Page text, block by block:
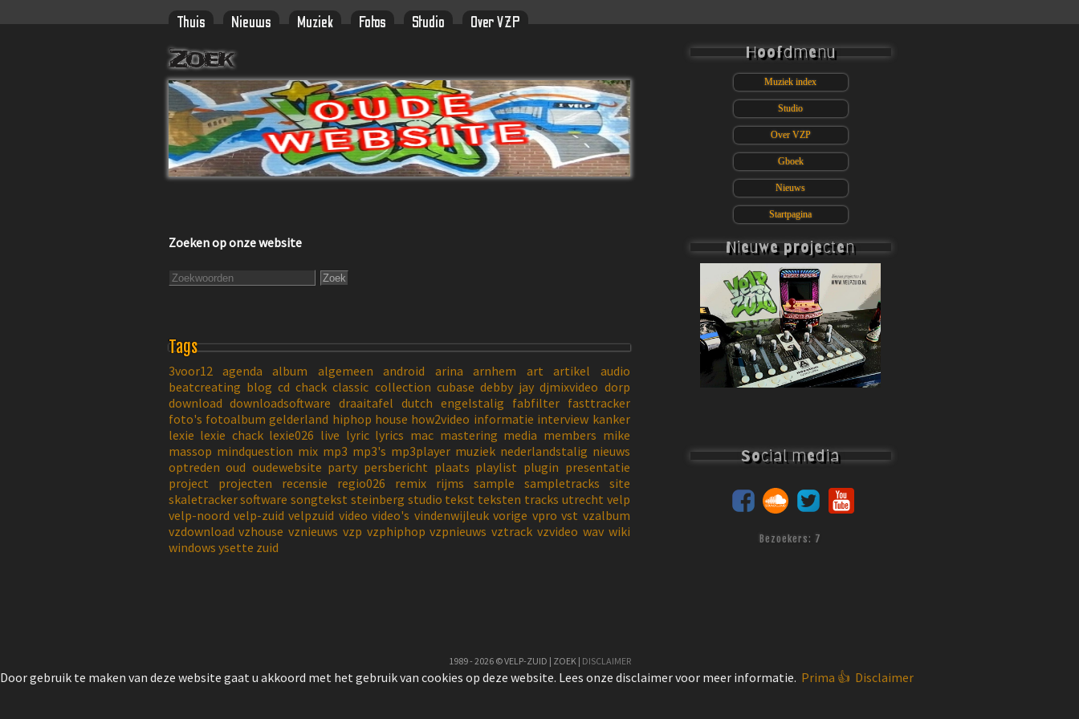
Thuis Nieuws Muziek Fotos Studio Over VZP
Zoek
Zoeken op onze website
Tags
3voor12 agenda album algemeen android arina arnhem art artikel
audio
beatcreating blog cd chack classic collection cubase debby jay djmixvideo dorp
download downloadsoftware draaitafel dutch engelstalig fabfilter fasttracker
foto's fotoalbum gelderland hiphop house how2video informatie interview kanker
lexie lexie chack lexie026 live lyric lyrics mac mastering media members mike
massop mindquestion mix mp3 mp3's mp3player muziek nederlandstalig nieuws
optreden oud oudewebsite party persbericht plaats playlist plugin presentatie
project
projecten recensie regio026 remix rijms sample sampletracks
site
skaletrackersoftware songtekst steinberg studio tekst teksten tracks utrecht velp
velp-noord velp-zuid velpzuid video video's vindenwijleuk vorige vpro vst vzalbum
vzdownload vzhouse vznieuws vzp vzphiphop vzpnieuws vztrack vzvideo wav wiki
windows ysette zuid
Hoofdmenu
Muziek index
Studio
Over VZP
Gboek
Nieuws
Startpagina
Nieuwe projecten
Social media
Bezoekers: 7
1989 - 2026 © VELP-ZUID | ZOEK | DISCLAIMER
Door gebruik te maken van deze website gaat u akkoord met het gebruik van cookies op deze website. Lees onze disclaimer voor meer informatie. Prima 👍 Disclaimer